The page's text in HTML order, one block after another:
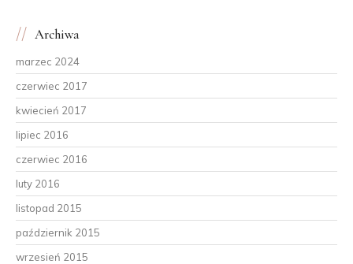
Archiwa
marzec 2024
czerwiec 2017
kwiecień 2017
lipiec 2016
czerwiec 2016
luty 2016
listopad 2015
październik 2015
wrzesień 2015